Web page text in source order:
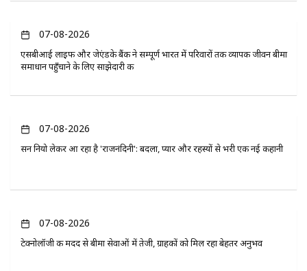
07-08-2026
एसबीआई लाइफ और जेएंडके बैंक ने सम्पूर्ण भारत में परिवारों तक व्यापक जीवन बीमा
समाधान पहुँचाने के लिए साझेदारी की
07-08-2026
सन नियो लेकर आ रहा है 'राजनंदिनी': बदला, प्यार और रहस्यों से भरी एक नई कहानी
07-08-2026
टेक्नोलॉजी की मदद से बीमा सेवाओं में तेजी, ग्राहकों को मिल रहा बेहतर अनुभव